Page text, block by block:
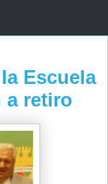
Escuela
a retiro